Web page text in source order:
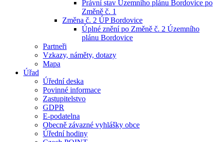
Právní stav Územního plánu Bordovice po
Změně č. 1
Změna č. 2 ÚP Bordovice
Úplné znění po Změně č. 2 Územního
plánu Bordovice
Partneři
Vzkazy, náměty, dotazy
Mapa
Úřad
Úřední deska
Povinné informace
Zastupitelstvo
GDPR
E-podatelna
Obecně závazné vyhlášky obce
Úřední hodiny